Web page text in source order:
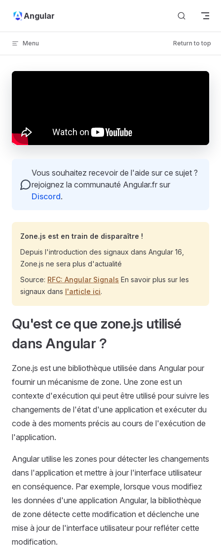
Skip to content
Angular
Menu Return to top
Vous souhaitez recevoir de l'aide sur ce sujet ?
rejoignez la communauté Angular.fr sur
Discord.
Zone.js est en train de disparaître !
Depuis l'introduction des signaux dans Angular 16,
Zone.js ne sera plus d'actualité
Source: RFC: Angular Signals En savoir plus sur les
signaux dans l'article ici.
Qu'est ce que zone.js utilisé
dans Angular ?
Zone.js est une bibliothèque utilisée dans Angular pour
fournir un mécanisme de zone. Une zone est un
contexte d'exécution qui peut être utilisé pour suivre les
changements de l'état d'une application et exécuter du
code à des moments précis au cours de l'exécution de
l'application.
Angular utilise les zones pour détecter les changements
dans l'application et mettre à jour l'interface utilisateur
en conséquence. Par exemple, lorsque vous modifiez
les données d'une application Angular, la bibliothèque
de zone détecte cette modification et déclenche une
mise à jour de l'interface utilisateur pour refléter cette
modification.